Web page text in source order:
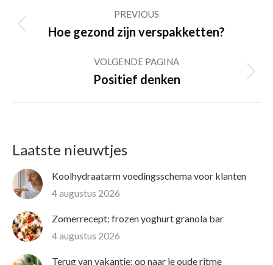
navigation
PREVIOUS
Previous
Hoe gezond zijn verspakketten?
VOLGENDE PAGINA
Volgende
Positief denken
Laatste nieuwtjes
Koolhydraatarm voedingsschema voor klanten
4 augustus 2026
Zomerrecept: frozen yoghurt granola bar
4 augustus 2026
Terug van vakantie: op naar je oude ritme